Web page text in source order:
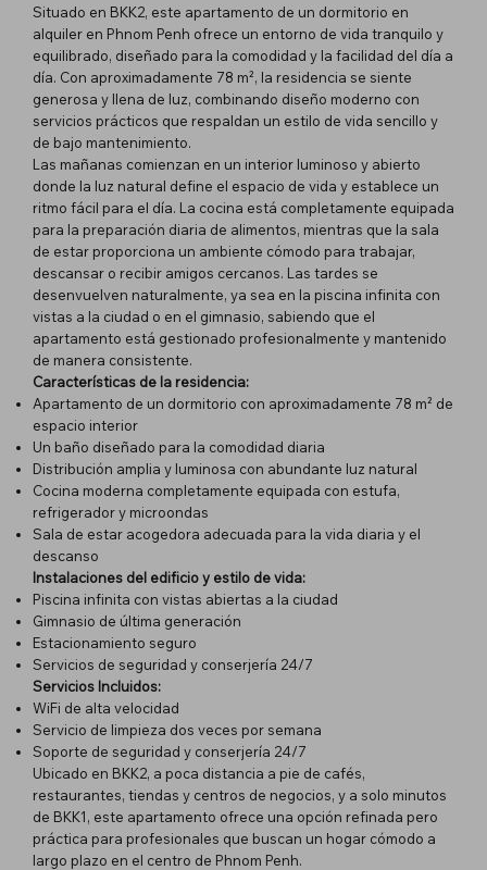
Situado en BKK2, este apartamento de un dormitorio en
alquiler en Phnom Penh ofrece un entorno de vida tranquilo y
equilibrado, diseñado para la comodidad y la facilidad del día a
día. Con aproximadamente 78 m², la residencia se siente
generosa y llena de luz, combinando diseño moderno con
servicios prácticos que respaldan un estilo de vida sencillo y
de bajo mantenimiento.
Las mañanas comienzan en un interior luminoso y abierto
donde la luz natural define el espacio de vida y establece un
ritmo fácil para el día. La cocina está completamente equipada
para la preparación diaria de alimentos, mientras que la sala
de estar proporciona un ambiente cómodo para trabajar,
descansar o recibir amigos cercanos. Las tardes se
desenvuelven naturalmente, ya sea en la piscina infinita con
vistas a la ciudad o en el gimnasio, sabiendo que el
apartamento está gestionado profesionalmente y mantenido
de manera consistente.
Características de la residencia:
Apartamento de un dormitorio con aproximadamente 78 m² de
espacio interior
Un baño diseñado para la comodidad diaria
Distribución amplia y luminosa con abundante luz natural
Cocina moderna completamente equipada con estufa,
refrigerador y microondas
Sala de estar acogedora adecuada para la vida diaria y el
descanso
Instalaciones del edificio y estilo de vida:
Piscina infinita con vistas abiertas a la ciudad
Gimnasio de última generación
Estacionamiento seguro
Servicios de seguridad y conserjería 24/7
Servicios Incluidos:
WiFi de alta velocidad
Servicio de limpieza dos veces por semana
Soporte de seguridad y conserjería 24/7
Ubicado en BKK2, a poca distancia a pie de cafés,
restaurantes, tiendas y centros de negocios, y a solo minutos
de BKK1, este apartamento ofrece una opción refinada pero
práctica para profesionales que buscan un hogar cómodo a
largo plazo en el centro de Phnom Penh.